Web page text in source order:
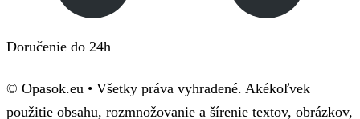
Doručenie do 24h
© Opasok.eu • Všetky práva vyhradené. Akékoľvek
použitie obsahu, rozmnožovanie a šírenie textov, obrázkov,